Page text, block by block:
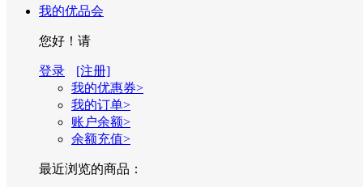
我的优品会
您好！请
登录
[注册]
我的优惠券>
我的订单>
账户余额>
余额充值>
最近浏览的商品：